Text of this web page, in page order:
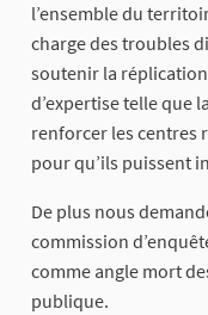
l’ensemble du
charge des troubles
soutenir la
d’expertise telle que
renforcer les centres
pour qu’ils puissent
De plus nous
commission
comme angle mort
publique.